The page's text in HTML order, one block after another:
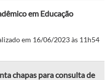
em Educação
em 16/06/2023 às 11h54
chapas para consulta de